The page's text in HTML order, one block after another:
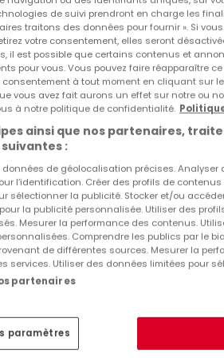
de vous imprégner de
de par leur design, ces bureaux
vos activités professionnelles.
à deux pas seulement de la
La structure saisissante,
ainsi que des espaces de
soyez une start-up ambitieuse ou
votre activité au sein de
et au septième étages sont
parois vitrées à l'intérieur
de l'espace.
de bureaux privatifs dans les
entièrement équipés et tout est
vous concentrer sur la
aussi peu qu'une journée ou
de suivi prendront en charge les
traitons des données pour fournir ». Si
votre consentement, elles seront
il est possible que certains contenus et
pour vous. Vous pouvez faire réapparaître
consentement à tout moment en cliquant sur
vous avez fait aurons un effet sur notre ou
à notre politique de confidentialité.
ainsi que nos partenaires,
:
données de géolocalisation précises.
l’identification. Créer des profils de
sélectionner la publicité. Stocker et/ou
la publicité personnalisée. Utiliser des
Mesurer la performance des contenus.
Comprendre les publics par le
de différentes sources. Mesurer la
services. Utiliser des données limitées pour
partenaires
paramètres